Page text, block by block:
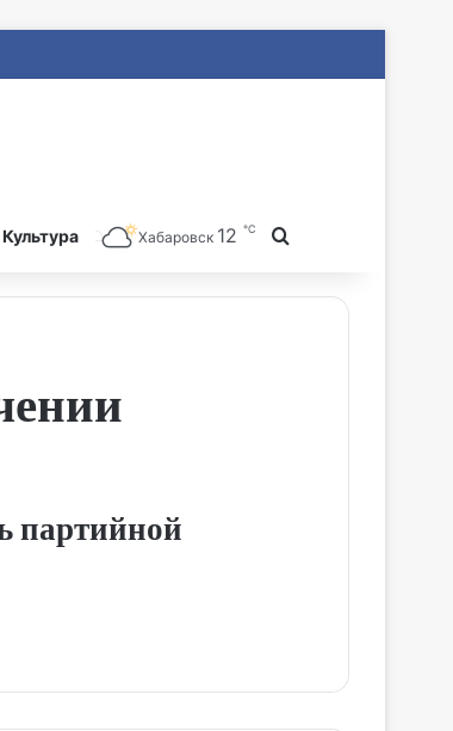
Культура Хабаровск 12 ℃
партийной